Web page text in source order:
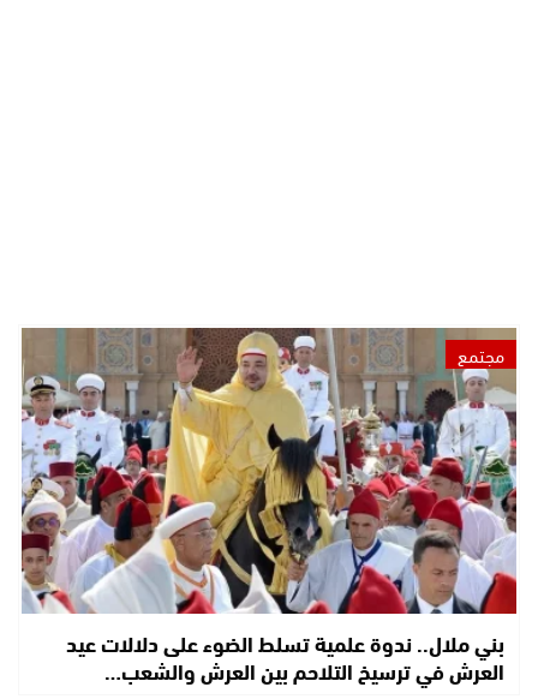
مجتمع
بني ملال.. ندوة علمية تسلط الضوء على دلالات عيد
العرش في ترسيخ التلاحم بين العرش والشعب…